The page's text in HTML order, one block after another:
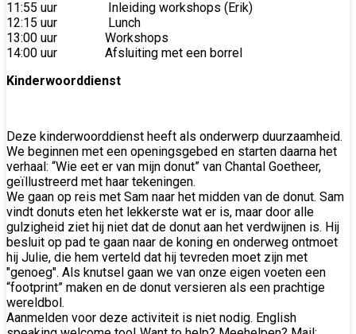
11:55 uur Inleiding workshops (Erik)
12:15 uur Lunch
13:00 uur Workshops
14:00 uur Afsluiting met een borrel
Kinderwoorddienst
Deze kinderwoorddienst heeft als onderwerp duurzaamheid.
We beginnen met een openingsgebed en starten daarna het
verhaal: “Wie eet er van mijn donut” van Chantal Goetheer,
geïllustreerd met haar tekeningen.
We gaan op reis met Sam naar het midden van de donut. Sam
vindt donuts eten het lekkerste wat er is, maar door alle
gulzigheid ziet hij niet dat de donut aan het verdwijnen is. Hij
besluit op pad te gaan naar de koning en onderweg ontmoet
hij Julie, die hem verteld dat hij tevreden moet zijn met
"genoeg". Als knutsel gaan we van onze eigen voeten een
“footprint” maken en de donut versieren als een prachtige
wereldbol.
Aanmelden voor deze activiteit is niet nodig. English